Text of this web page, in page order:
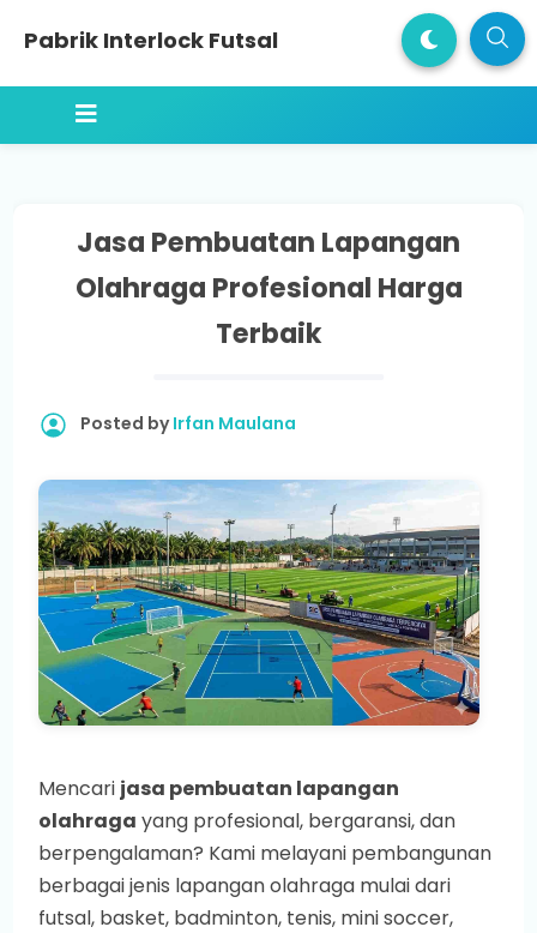
Pabrik Interlock Futsal
Jasa Pembuatan Lapangan
Olahraga Profesional Harga
Terbaik
Posted byIrfan Maulana
Mencari jasa pembuatan lapangan
olahraga yang profesional, bergaransi, dan
berpengalaman? Kami melayani pembangunan
berbagai jenis lapangan olahraga mulai dari
futsal, basket, badminton, tenis, mini soccer,